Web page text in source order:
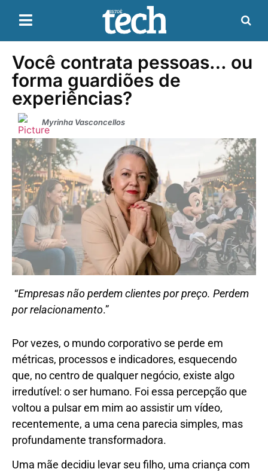
Você contrata pessoas… ou
forma guardiões de
experiências?
Myrinha Vasconcellos
“Empresas não perdem clientes por preço. Perdem
por relacionamento.”
Por vezes, o mundo corporativo se perde em
métricas, processos e indicadores, esquecendo
que, no centro de qualquer negócio, existe algo
irredutível: o ser humano. Foi essa percepção que
voltou a pulsar em mim ao assistir um vídeo,
recentemente, a uma cena parecia simples, mas
profundamente transformadora.
Uma mãe decidiu levar seu filho, uma criança com